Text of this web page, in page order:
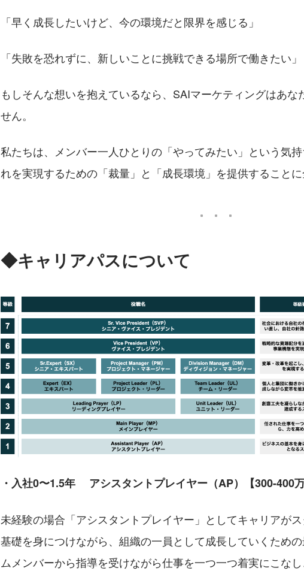
「早く成長したいけど、今の環境だと限界を感じる」
「失敗を恐れずに、新しいことに挑戦できる場所で働きたい」
もしそんな想いを抱えているなら、SAIマーケティングはあな
せん。
私たちは、メンバー一人ひとりの「やってみたい」という気
れを実現するための「裁量」と「成長環境」を提供することに
◆キャリアパスについて
・入社0〜1.5年　 アシスタントプレイヤー（AP）【300-400
未経験の場合「アシスタントプレイヤー」としてキャリアが
基礎を身につけながら、組織の一員として成長していくため
ムメンバーから指導を受けながら仕事を一つ一つ着実にこな